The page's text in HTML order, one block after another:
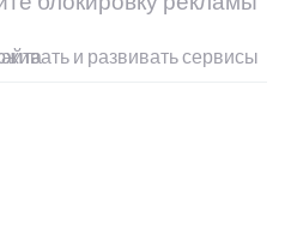
поддерживать и развивать сервисы сайта